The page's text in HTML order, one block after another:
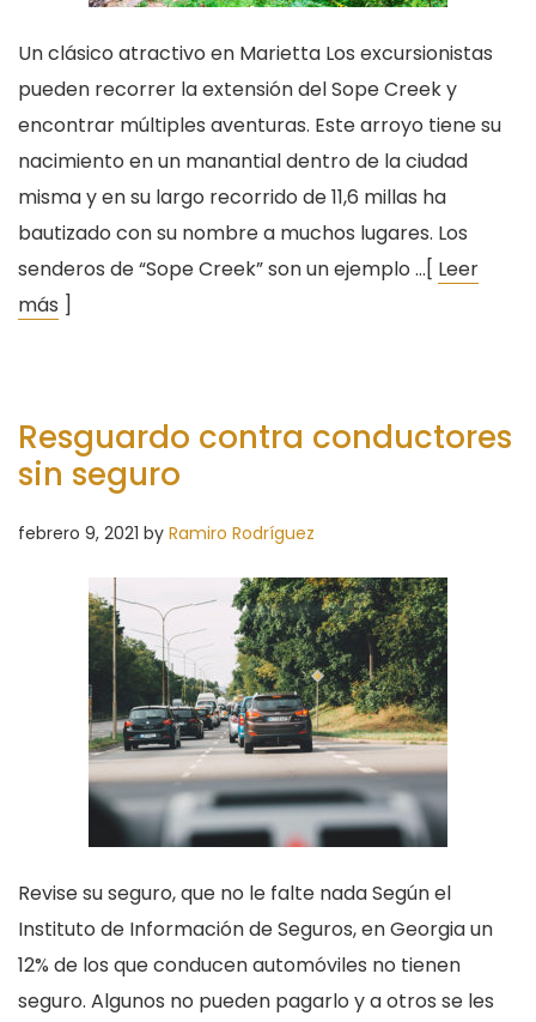
Un clásico atractivo en Marietta Los excursionistas
pueden recorrer la extensión del Sope Creek y
encontrar múltiples aventuras. Este arroyo tiene su
nacimiento en un manantial dentro de la ciudad
misma y en su largo recorrido de 11,6 millas ha
bautizado con su nombre a muchos lugares. Los
senderos de “Sope Creek” son un ejemplo …[ Leer
más ]
Resguardo contra conductores
sin seguro
febrero 9, 2021 by Ramiro Rodríguez
Revise su seguro, que no le falte nada Según el
Instituto de Información de Seguros, en Georgia un
12% de los que conducen automóviles no tienen
seguro. Algunos no pueden pagarlo y a otros se les